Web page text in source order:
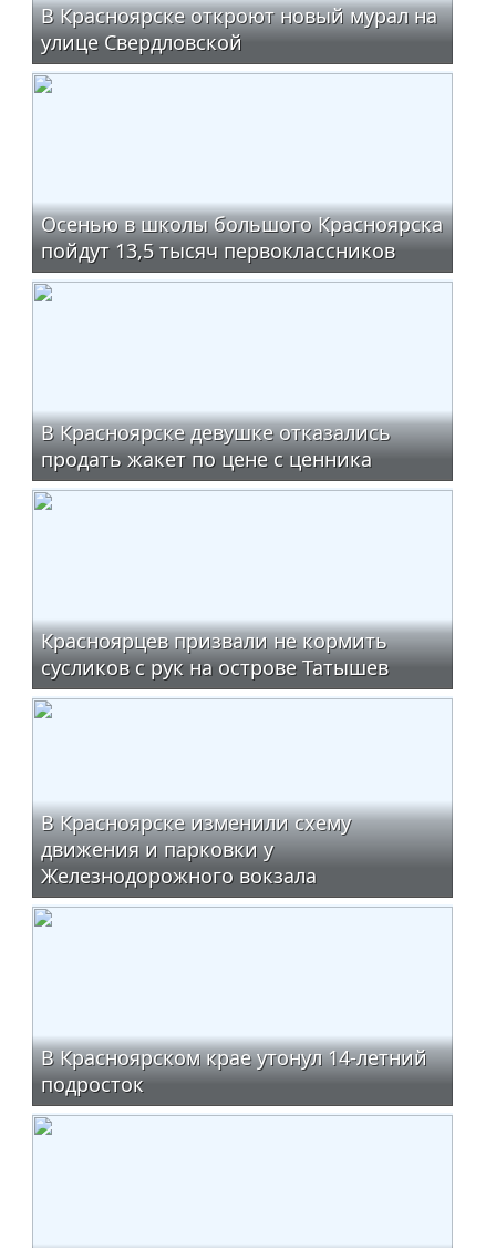
В Красноярске откроют новый мурал на
улице Свердловской
Осенью в школы большого Красноярска
пойдут 13,5 тысяч первоклассников
В Красноярске девушке отказались
продать жакет по цене с ценника
Красноярцев призвали не кормить
сусликов с рук на острове Татышев
В Красноярске изменили схему
движения и парковки у
Железнодорожного вокзала
В Красноярском крае утонул 14-летний
подросток